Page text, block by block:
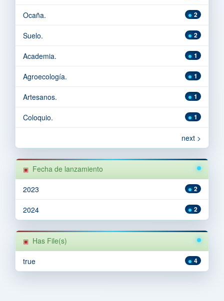
2
Ocaña.
2
Suelo.
1
Academia.
1
Agroecología.
1
Artesanos.
1
Coloquio.
next >
Fecha de lanzamiento
2
2023
2
2024
Has File(s)
4
true